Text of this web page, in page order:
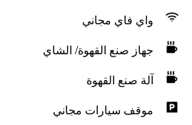
واي فاي مجاني
جهاز صنع القهوة/ الشاي
آلة صنع القهوة
موقف سيارات مجاني